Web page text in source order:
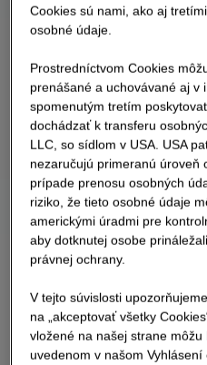
Cookies sú nami, ako aj
osobné údaje.
Prostredníctvom Cookies
prenášané a uchovávané aj v
spomenutým tretím
dochádzať k transferu
LLC, so sídlom v USA. USA
nezaručujú primeranú úroveň
prípade prenosu osobných
riziko, že tieto osobné údaje
americkými úradmi pre
aby dotknutej osobe
právnej ochrany.
V tejto súvislosti
na „akceptovať všetky
vložené na našej strane
uvedenom v našom